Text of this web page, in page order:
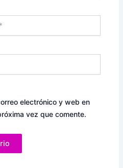
electrónico y web en
vez que comente.